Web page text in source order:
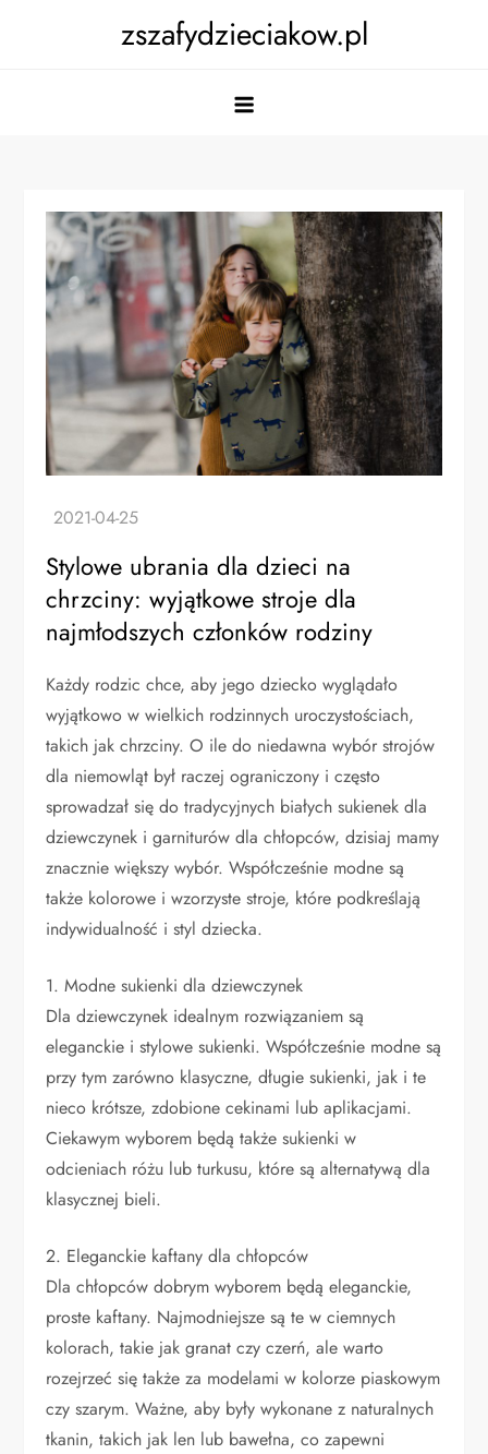
zszafydzieciakow.pl
Stylowe ubrania dla dzieci na
chrzciny: wyjątkowe stroje dla
najmłodszych członków rodziny
Każdy rodzic chce, aby jego dziecko wyglądało
wyjątkowo w wielkich rodzinnych uroczystościach,
takich jak chrzciny. O ile do niedawna wybór strojów
dla niemowląt był raczej ograniczony i często
sprowadzał się do tradycyjnych białych sukienek dla
dziewczynek i garniturów dla chłopców, dzisiaj mamy
znacznie większy wybór. Współcześnie modne są
także kolorowe i wzorzyste stroje, które podkreślają
indywidualność i styl dziecka.
1. Modne sukienki dla dziewczynek
Dla dziewczynek idealnym rozwiązaniem są
eleganckie i stylowe sukienki. Współcześnie modne są
przy tym zarówno klasyczne, długie sukienki, jak i te
nieco krótsze, zdobione cekinami lub aplikacjami.
Ciekawym wyborem będą także sukienki w
odcieniach różu lub turkusu, które są alternatywą dla
klasycznej bieli.
2. Eleganckie kaftany dla chłopców
Dla chłopców dobrym wyborem będą eleganckie,
proste kaftany. Najmodniejsze są te w ciemnych
kolorach, takie jak granat czy czerń, ale warto
rozejrzeć się także za modelami w kolorze piaskowym
czy szarym. Ważne, aby były wykonane z naturalnych
tkanin, takich jak len lub bawełna, co zapewni